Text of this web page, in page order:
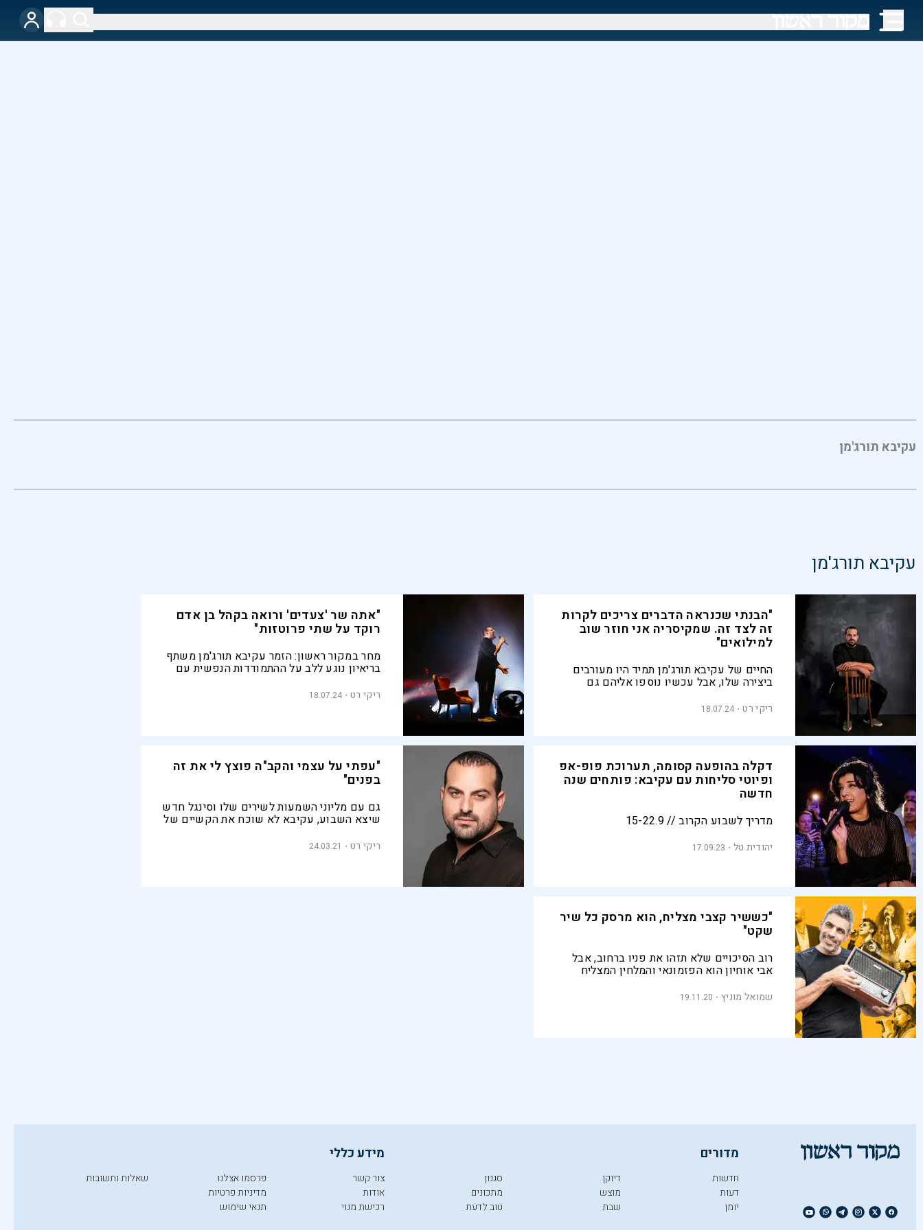
עקיבא תורג'מן
עקיבא תורג'מן
"הבנתי שכנראה הדברים צריכים לקרות
זה לצד זה. שמקיסריה אני חוזר שוב
למילואים"
החיים של עקיבא תורג'מן תמיד היו מעורבים
ביצירה שלו, אבל עכשיו נוספו אליהם גם
בצפון לקריירה המוזיקלית, נוצר אלבום ייחודי
ומופע ענק בקיסריה שמזקק לתוכו את החוויה
ועל ההתמודדות הנפשית עם מה שהעיניים ראו
ולעולם לא יוכלו לשכוח
ריקי רט 18.07.24
"אתה שר 'צעדים' ורואה בקהל בן אדם
רוקד על שתי פרוטזות"
מחר במקור ראשון: הזמר עקיבא תורג'מן משתף
בריאיון נוגע ללב על ההתמודדות הנפשית עם
ריקי רט 18.07.24
דקלה בהופעה קסומה, תערוכת פופ-אפ
ופיוטי סליחות עם עקיבא: פותחים שנה
חדשה
מדריך לשבוע הקרוב // 15-22.9
יהודית טל 17.09.23
"עפתי על עצמי והקב"ה פוצץ לי את זה
בפנים"
גם עם מליוני השמעות לשירים שלו וסינגל חדש
שיצא השבוע, עקיבא לא שוכח את הקשיים של
ריקי רט 24.03.21
"כששיר קצבי מצליח, הוא מרסק כל שיר
שקט"
רוב הסיכויים שלא תזהו את פניו ברחוב, אבל
אבי אוחיון הוא הפזמונאי והמלחין המצליח
ומעולם לא למד לקרוא תווים הפך לאיש שכותב
להיטים לזמרים המובילים בארץ ושולט ללא
שמואל מוניץ 19.11.20
מדורים
חדשות
דעות
יומן
דיוקן
מוצש
שבת
סגנון
מתכונים
טוב לדעת
מידע כללי
צור קשר
אודות
רכישת מנוי
פרסמו אצלנו
מדיניות פרטיות
תנאי שימוש
שאלות ותשובות